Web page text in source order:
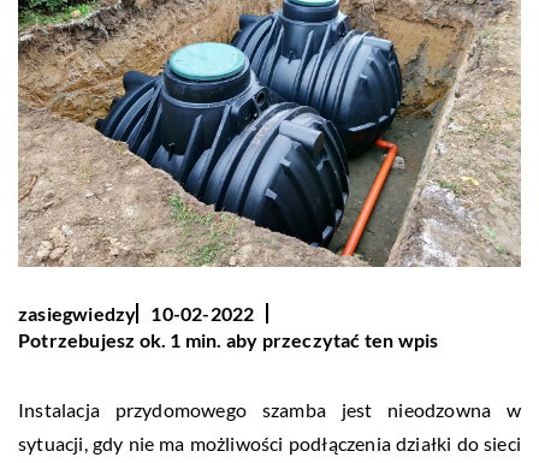
zasiegwiedzy
10-02-2022
Potrzebujesz ok. 1 min. aby przeczytać ten wpis
Instalacja przydomowego szamba jest nieodzowna w
sytuacji, gdy nie ma możliwości podłączenia działki do sieci